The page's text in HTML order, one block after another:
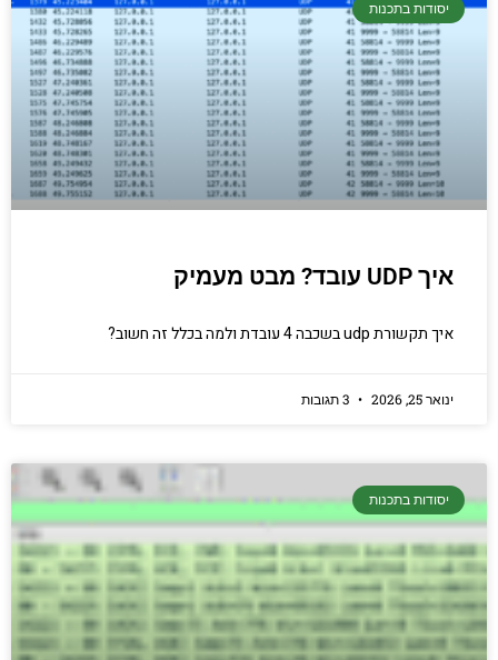
יסודות בתכנות
איך UDP עובד? מבט מעמיק
איך תקשורת udp בשכבה 4 עובדת ולמה בכלל זה חשוב?
ינואר 25, 2026
יסודות בתכנות